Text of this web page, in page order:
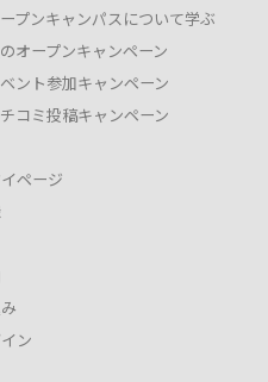
プンキャンパスについて学ぶ
オープンキャンペーン
ント参加キャンペーン
コミ投稿キャンペーン
ページ
ン